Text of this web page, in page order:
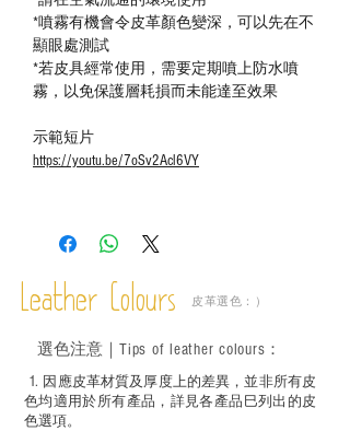
*噴霧有機會令皮革顏色變深，可以先在不
顯眼處測試
*若皮具經常使用，需要定期噴上防水噴
霧，以免保護層耗損而未能達至效果
示範短片
https://youtu.be/7oSv2Acl6VY
Leather Colours 皮革選色：）
1. ​ 因應皮革材質及厚度上的差異，並非所有皮
色均適用於所有產品，詳見各產品巳列出的皮
色選項。
選色注意｜ Tips of leather colours ：